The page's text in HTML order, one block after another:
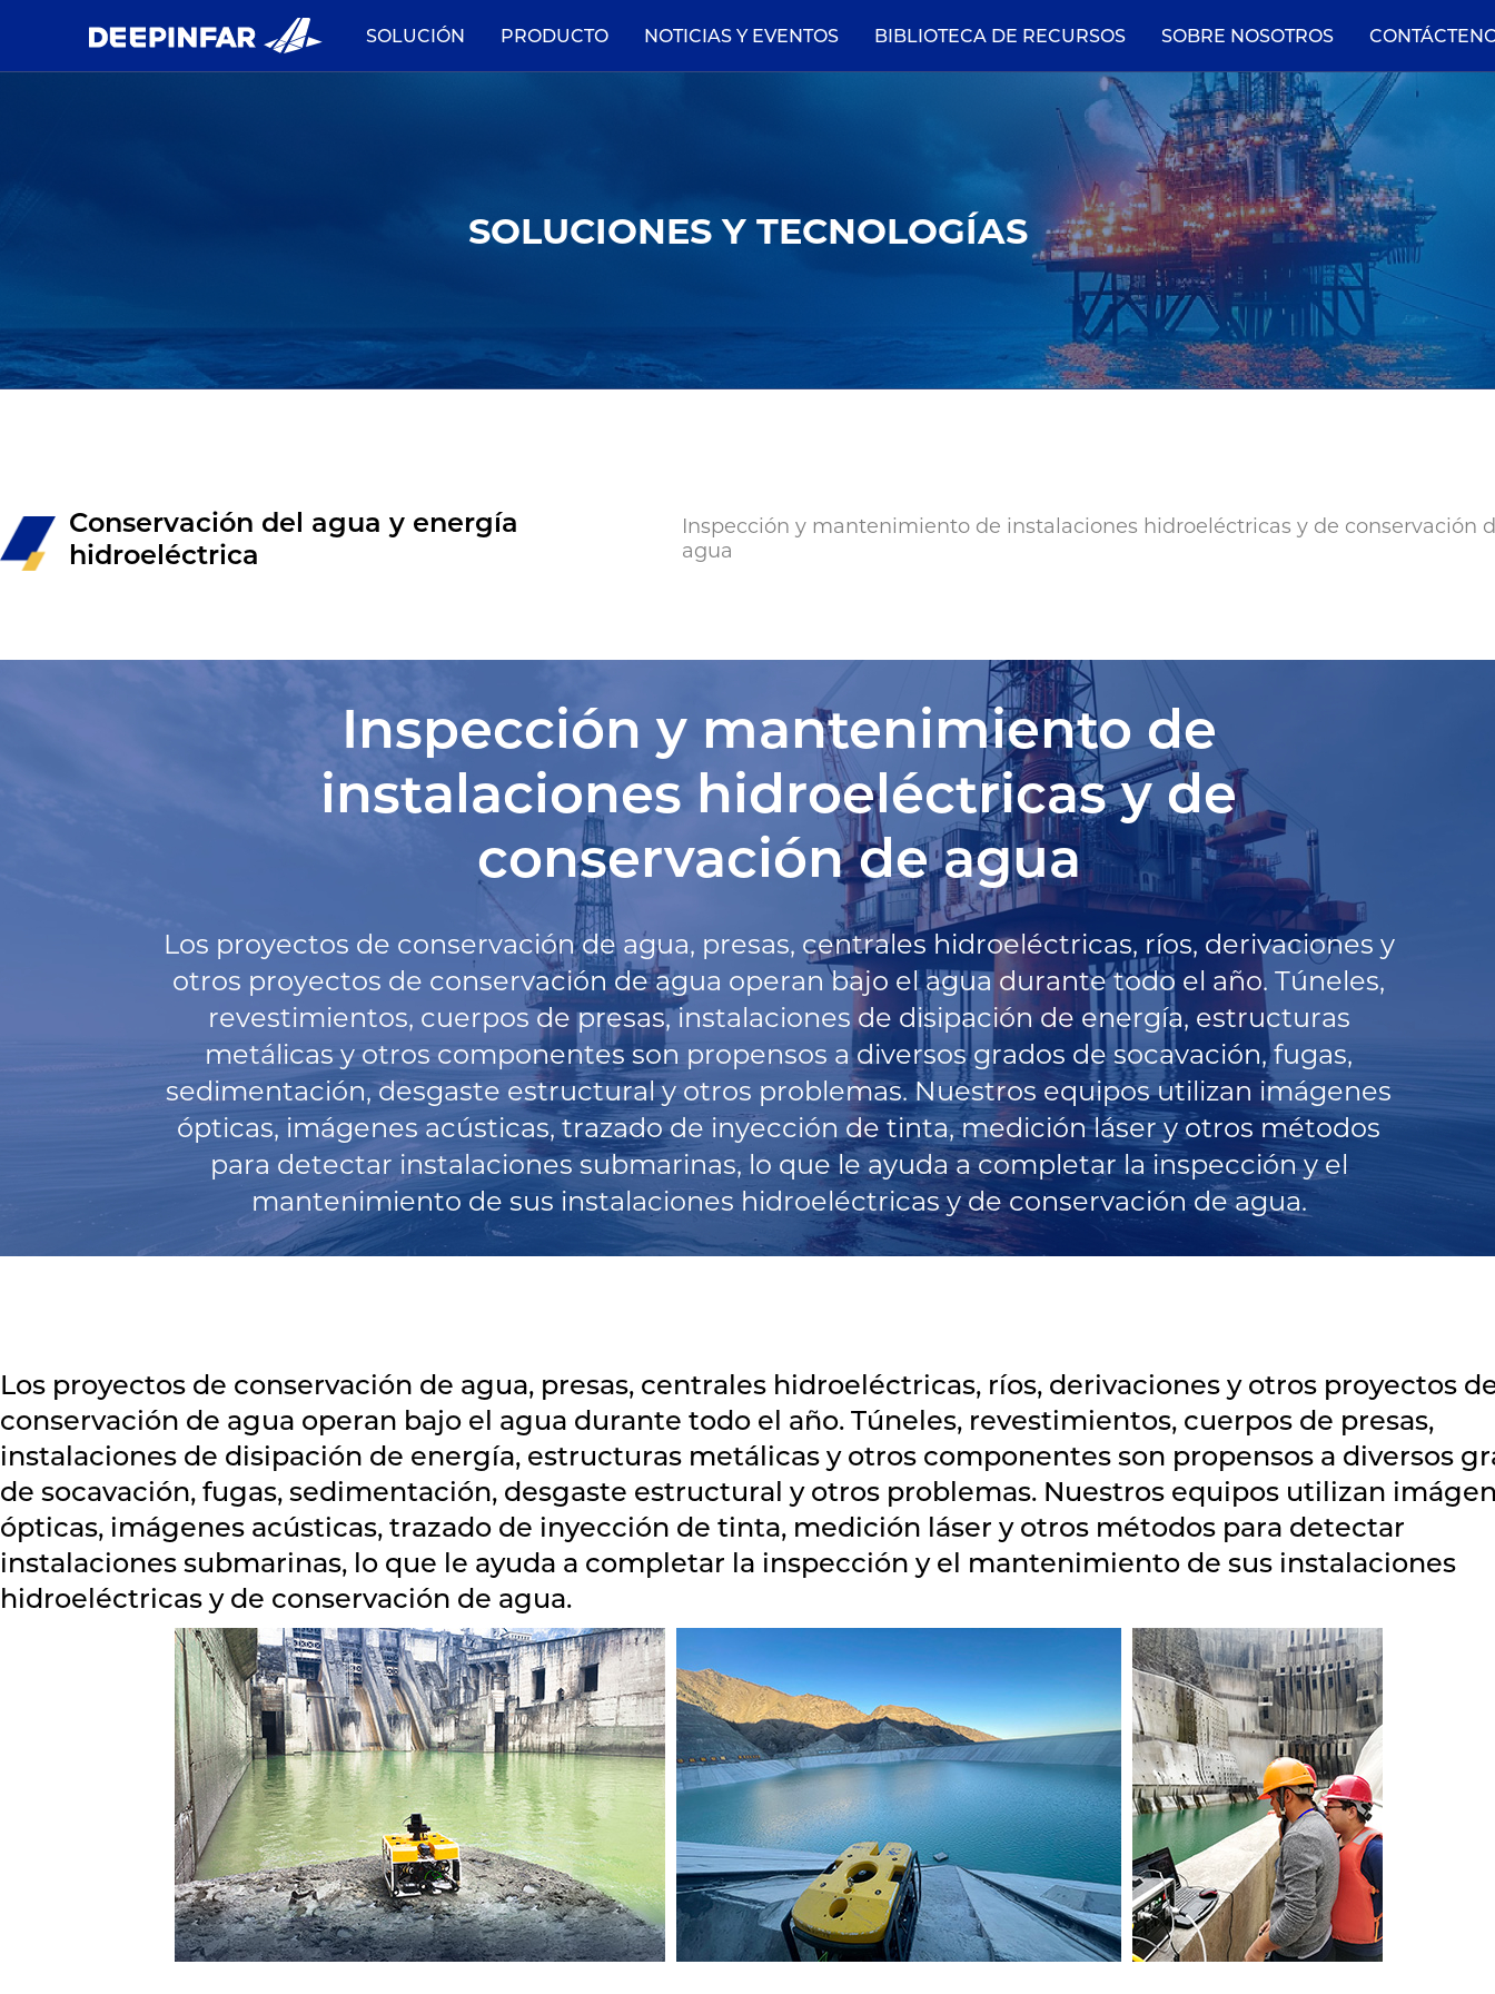
SOLUCIÓN PRODUCTO NOTICIAS Y EVENTOS BIBLIOTECA DE RECURSOS SOBRE NOSOTROS
SOLUCIONES Y TECNOLOGÍAS
Conservación del agua y energía
hidroeléctrica
Inspección y mantenimiento de instalaciones hidroeléctricas y de conservación
agua
Inspección y mantenimiento de
instalaciones hidroeléctricas y de
conservación de agua
Los proyectos de conservación de agua, presas, centrales hidroeléctricas, ríos, derivaciones y
otros proyectos de conservación de agua operan bajo el agua durante todo el año. Túneles,
revestimientos, cuerpos de presas, instalaciones de disipación de energía, estructuras
metálicas y otros componentes son propensos a diversos grados de socavación, fugas,
sedimentación, desgaste estructural y otros problemas. Nuestros equipos utilizan imágenes
ópticas, imágenes acústicas, trazado de inyección de tinta, medición láser y otros métodos
para detectar instalaciones submarinas, lo que le ayuda a completar la inspección y el
mantenimiento de sus instalaciones hidroeléctricas y de conservación de agua.
Los proyectos de conservación de agua, presas, centrales hidroeléctricas, ríos, derivaciones y otros proyectos
conservación de agua operan bajo el agua durante todo el año. Túneles, revestimientos, cuerpos de presas,
instalaciones de disipación de energía, estructuras metálicas y otros componentes son propensos a diversos
de socavación, fugas, sedimentación, desgaste estructural y otros problemas. Nuestros equipos utilizan
ópticas, imágenes acústicas, trazado de inyección de tinta, medición láser y otros métodos para detectar
instalaciones submarinas, lo que le ayuda a completar la inspección y el mantenimiento de sus instalaciones
hidroeléctricas y de conservación de agua.